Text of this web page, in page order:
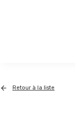
Retour à la liste